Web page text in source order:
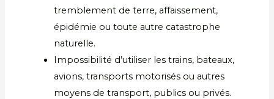
tremblement de terre, affaissement,
épidémie ou toute autre catastrophe
naturelle.
Impossibilité d’utiliser les trains, bateaux,
avions, transports motorisés ou autres
moyens de transport, publics ou privés.